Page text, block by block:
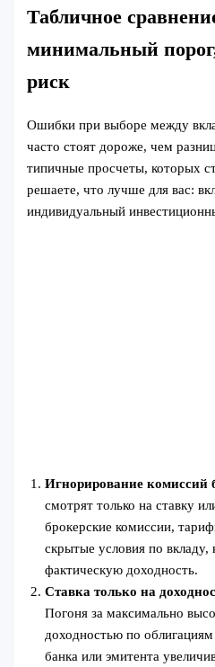
Табличное
минимальный
риск
Ошибки при выборе между
часто стоят дороже, чем
типичные просчеты, которых
решаете, что лучше для вас:
индивидуальный
Игнорирование комиссий
смотрят только на ставку
брокерские комиссии,
скрытые условия по
фактическую доходность.
Ставка только на
Погоня за максимально
доходностью по
банка или эмитента